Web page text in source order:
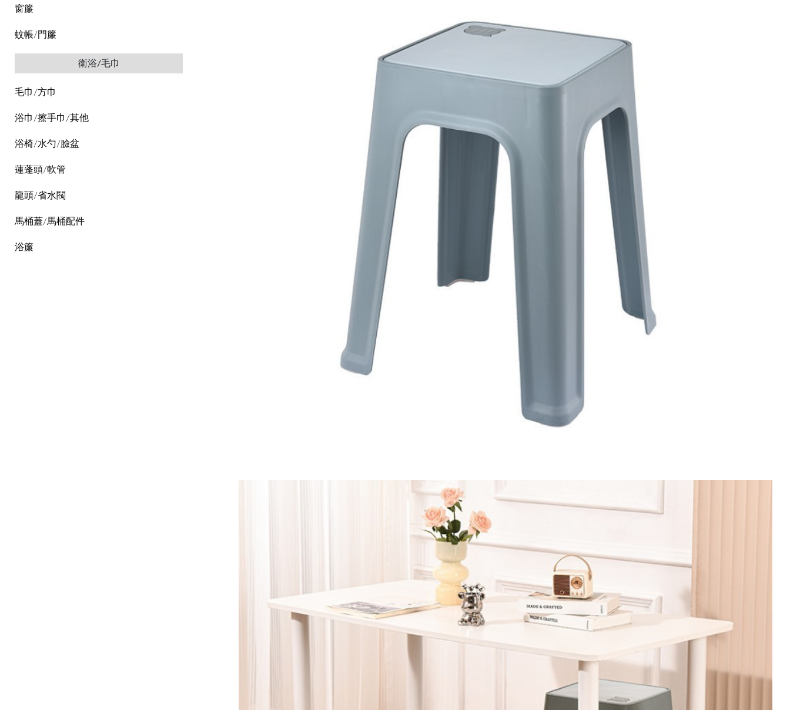
窗簾
蚊帳/門簾
衛浴/毛巾
毛巾/方巾
浴巾/擦手巾/其他
浴椅/水勺/臉盆
蓮蓬頭/軟管
龍頭/省水閥
馬桶蓋/馬桶配件
浴簾